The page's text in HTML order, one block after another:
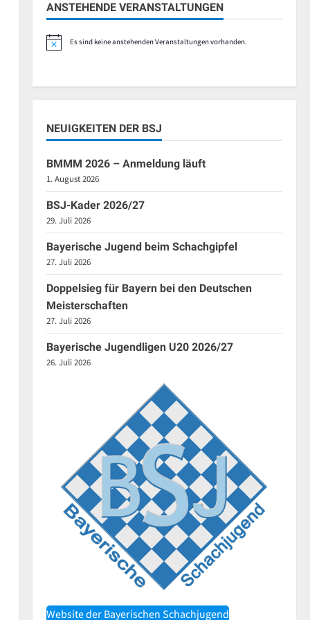
ANSTEHENDE VERANSTALTUNGEN
HinweisEs sind keine anstehenden Veranstaltungen vorhanden.
NEUIGKEITEN DER BSJ
BMMM 2026 – Anmeldung läuft
1. August 2026
BSJ-Kader 2026/27
29. Juli 2026
Bayerische Jugend beim Schachgipfel
27. Juli 2026
Doppelsieg für Bayern bei den Deutschen
Meisterschaften
27. Juli 2026
Bayerische Jugendligen U20 2026/27
26. Juli 2026
Website der Bayerischen Schachjugend